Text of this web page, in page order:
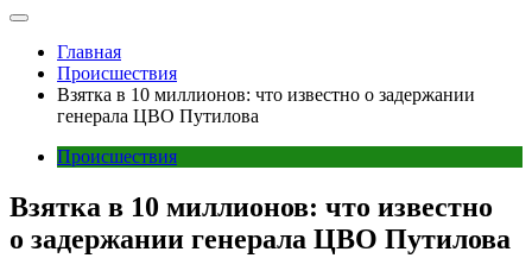
Главная
Происшествия
Взятка в 10 миллионов: что известно о задержании
генерала ЦВО Путилова
Происшествия
Взятка в 10 миллионов: что известно
о задержании генерала ЦВО Путилова